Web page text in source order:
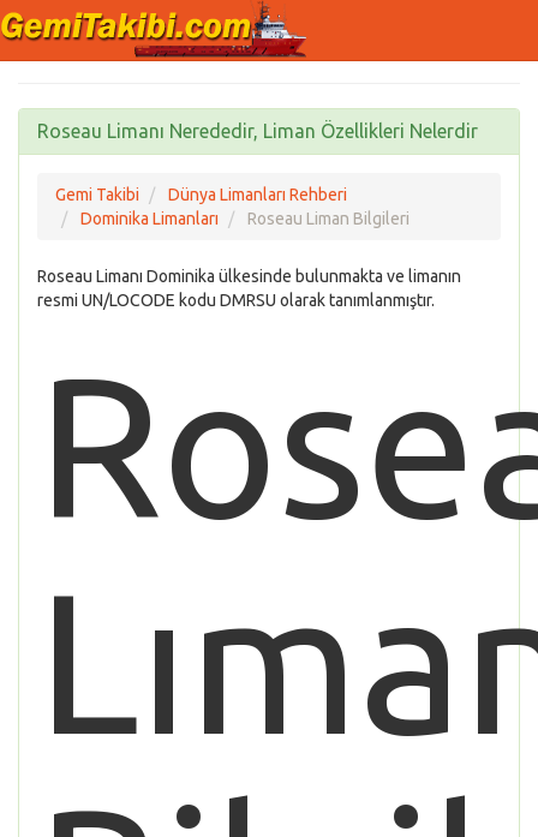
Roseau Limanı Nerededir, Liman Özellikleri Nelerdir
Gemi Takibi
Dünya Limanları Rehberi
Dominika Limanları
Roseau Liman Bilgileri
Roseau Limanı Dominika ülkesinde bulunmakta ve limanın
resmi UN/LOCODE kodu DMRSU olarak tanımlanmıştır.